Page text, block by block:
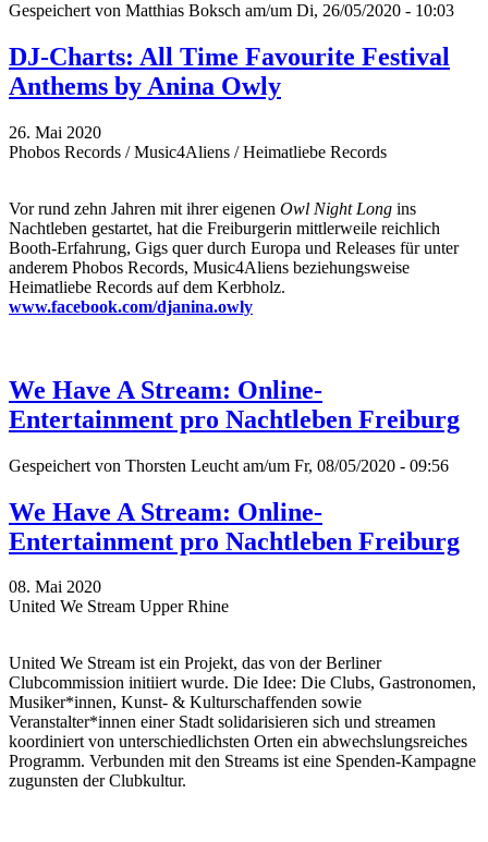
Gespeichert von Matthias Boksch am/um Di, 26/05/2020 - 10:03
DJ-Charts: All Time Favourite Festival
Anthems by Anina Owly
26. Mai 2020
Phobos Records / Music4Aliens / Heimatliebe Records
Vor rund zehn Jahren mit ihrer eigenen Owl Night Long ins
Nachtleben gestartet, hat die Freiburgerin mittlerweile reichlich
Booth-Erfahrung, Gigs quer durch Europa und Releases für unter
anderem Phobos Records, Music4Aliens beziehungsweise
Heimatliebe Records auf dem Kerbholz.
www.facebook.com/djanina.owly
We Have A Stream: Online-
Entertainment pro Nachtleben Freiburg
Gespeichert von Thorsten Leucht am/um Fr, 08/05/2020 - 09:56
We Have A Stream: Online-
Entertainment pro Nachtleben Freiburg
08. Mai 2020
United We Stream Upper Rhine
United We Stream ist ein Projekt, das von der Berliner
Clubcommission initiiert wurde. Die Idee: Die Clubs, Gastronomen,
Musiker*innen, Kunst- & Kulturschaffenden sowie
Veranstalter*innen einer Stadt solidarisieren sich und streamen
koordiniert von unterschiedlichsten Orten ein abwechslungsreiches
Programm. Verbunden mit den Streams ist eine Spenden-Kampagne
zugunsten der Clubkultur.